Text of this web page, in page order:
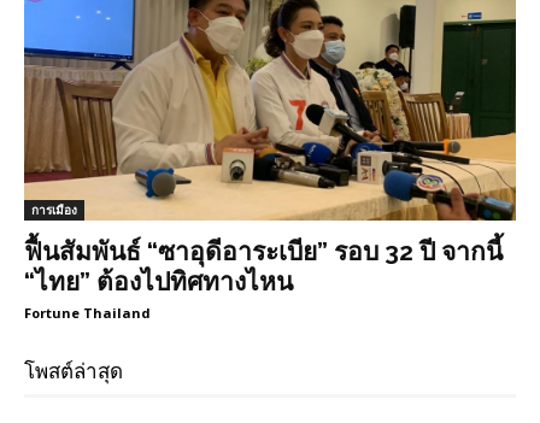
การเมือง
ฟื้นสัมพันธ์ “ซาอุดีอาระเบีย” รอบ 32 ปี จากนี้
“ไทย” ต้องไปทิศทางไหน
Fortune Thailand
โพสต์ล่าสุด